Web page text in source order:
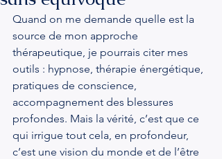
Quand on me demande quelle est la
source de mon approche
thérapeutique, je pourrais citer mes
outils : hypnose, thérapie énergétique,
pratiques de conscience,
accompagnement des blessures
profondes. Mais la vérité, c’est que ce
qui irrigue tout cela, en profondeur,
c’est une vision du monde et de l’être